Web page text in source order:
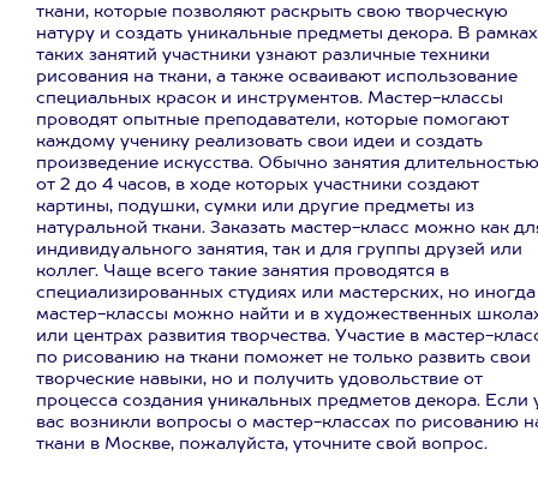
ткани, которые позволяют раскрыть свою творческую
натуру и создать уникальные предметы декора. В рамках
таких занятий участники узнают различные техники
рисования на ткани, а также осваивают использование
специальных красок и инструментов. Мастер-классы
проводят опытные преподаватели, которые помогают
каждому ученику реализовать свои идеи и создать
произведение искусства. Обычно занятия длительностью
от 2 до 4 часов, в ходе которых участники создают
картины, подушки, сумки или другие предметы из
натуральной ткани. Заказать мастер-класс можно как
индивидуального занятия, так и для группы друзей или
коллег. Чаще всего такие занятия проводятся в
специализированных студиях или мастерских, но иногда
мастер-классы можно найти и в художественных
или центрах развития творчества. Участие в мастер-
по рисованию на ткани поможет не только развить свои
творческие навыки, но и получить удовольствие от
процесса создания уникальных предметов декора. Если
вас возникли вопросы о мастер-классах по рисованию
ткани в Москве, пожалуйста, уточните свой вопрос.